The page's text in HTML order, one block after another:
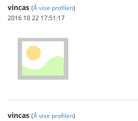
vincas (Å vise profilen)
2016 10 22 17:51:17
vincas (Å vise profilen)